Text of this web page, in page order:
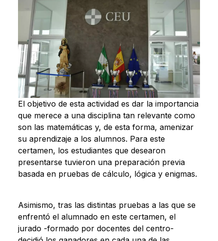
El objetivo de esta actividad es dar la importancia
que merece a una disciplina tan relevante como
son las matemáticas y, de esta forma, amenizar
su aprendizaje a los alumnos. Para este
certamen, los estudiantes que desearon
presentarse tuvieron una preparación previa
basada en pruebas de cálculo, lógica y enigmas.
Asimismo, tras las distintas pruebas a las que se
enfrentó el alumnado en este certamen, el
jurado -formado por docentes del centro-